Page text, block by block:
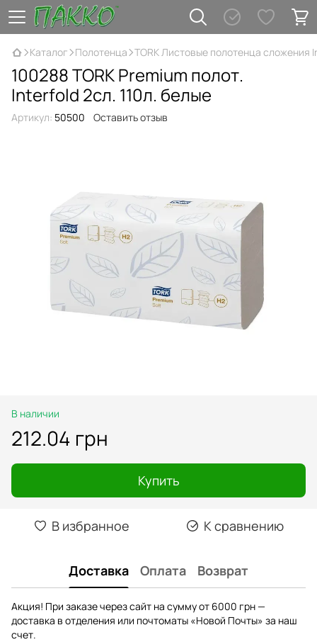
Каталог Полотенца TORK Листовые полотенца сложения
100288 TORK Premium полот.
Interfold 2сл. 110л. белые
Артикул: 50500 Оставить отзыв
В наличии
212.04 грн
Купить
В избранное К сравнению
Доставка Оплата Возврат
Акция! При заказе через сайт на сумму от 6000 грн —
доставка в отделения или почтоматы «Новой Почты» за наш
счет.